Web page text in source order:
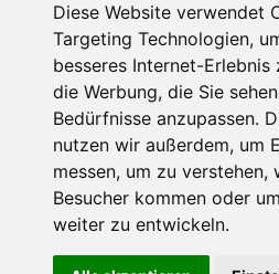
Diese Website verwendet
Targeting Technologien,
besseres Internet-Erlebnis
die Werbung, die Sie
Bedürfnisse anzupassen.
nutzen wir außerdem, um
messen, um zu verstehen,
Besucher kommen oder
weiter zu entwickeln.